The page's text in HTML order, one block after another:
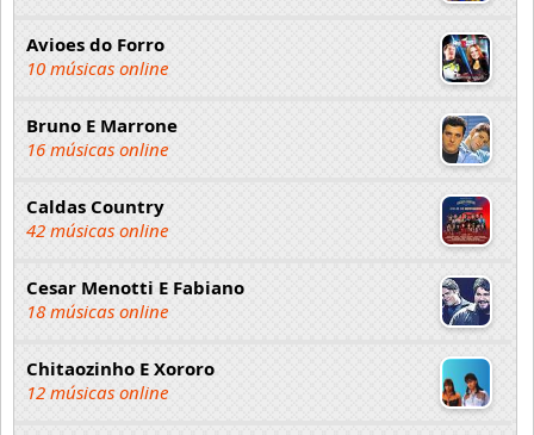
Avioes do Forro
10 músicas online
Bruno E Marrone
16 músicas online
Caldas Country
42 músicas online
Cesar Menotti E Fabiano
18 músicas online
Chitaozinho E Xororo
12 músicas online